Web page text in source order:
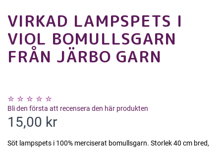
VIRKAD LAMPSPETS I
VIOL BOMULLSGARN
FRÅN JÄRBO GARN
Bli den första att recensera den här produkten
15,00 kr
Söt lampspets i 100% merciserat bomullsgarn. Storlek 40 cm bred,